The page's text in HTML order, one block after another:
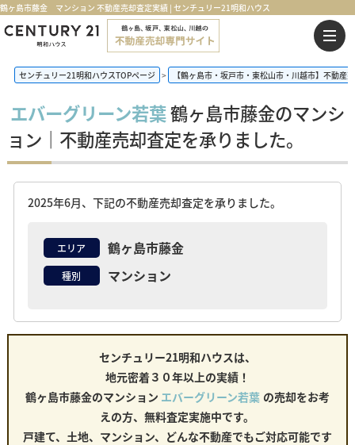
鶴ヶ島市藤金 マンション 不動産売却査定実績 | センチュリー21明和ハウス
センチュリー21明和ハウスTOPページ 【鶴ヶ島市・坂戸市・東松山市・川越市】不動産
エバーグリーン若葉鶴ヶ島市藤金のマンシ
ョン｜不動産売却査定を承りました。
2025年6月、下記の不動産売却査定を承りました。
エリア 鶴ヶ島市藤金
種別 マンション
センチュリー21明和ハウスは、
地元密着３０年以上の実績！
鶴ヶ島市藤金のマンション エバーグリーン若葉 の売却をお考
えの方、無料査定実施中です。
戸建て、土地、マンション、どんな不動産でもご対応可能です